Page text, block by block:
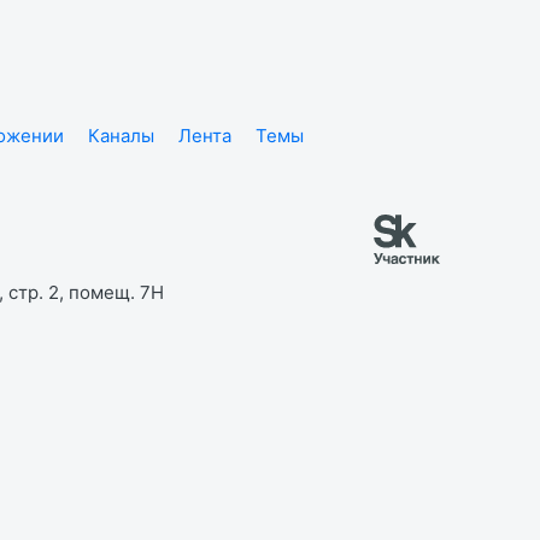
Каналы Лента
Темы
стр. 2, помещ. 7Н